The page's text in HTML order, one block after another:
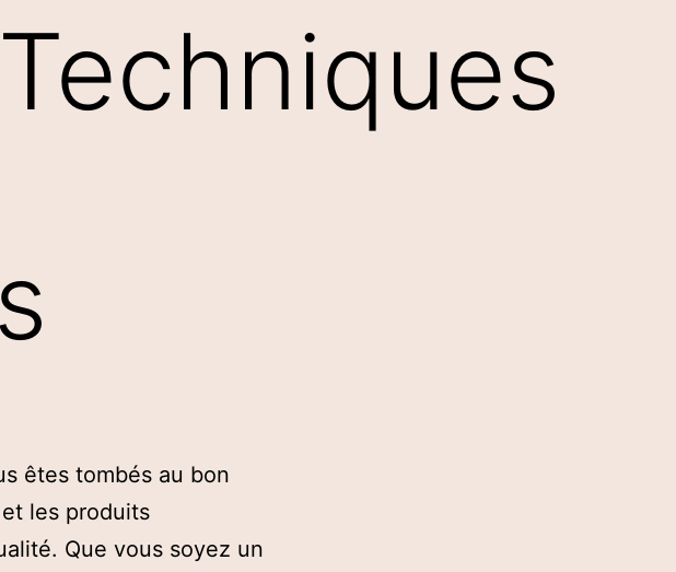
êtes tombés au bon
les produits
Que vous soyez un